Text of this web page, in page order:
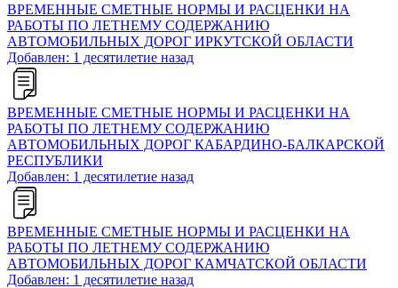
ВРЕМЕННЫЕ СМЕТНЫЕ НОРМЫ И РАСЦЕНКИ НА
РАБОТЫ ПО ЛЕТНЕМУ СОДЕРЖАНИЮ
АВТОМОБИЛЬНЫХ ДОРОГ ИРКУТСКОЙ ОБЛАСТИ
Добавлен: 1 десятилетие назад
ВРЕМЕННЫЕ СМЕТНЫЕ НОРМЫ И РАСЦЕНКИ НА
РАБОТЫ ПО ЛЕТНЕМУ СОДЕРЖАНИЮ
АВТОМОБИЛЬНЫХ ДОРОГ КАБАРДИНО-БАЛКАРСКОЙ
РЕСПУБЛИКИ
Добавлен: 1 десятилетие назад
ВРЕМЕННЫЕ СМЕТНЫЕ НОРМЫ И РАСЦЕНКИ НА
РАБОТЫ ПО ЛЕТНЕМУ СОДЕРЖАНИЮ
АВТОМОБИЛЬНЫХ ДОРОГ КАМЧАТСКОЙ ОБЛАСТИ
Добавлен: 1 десятилетие назад